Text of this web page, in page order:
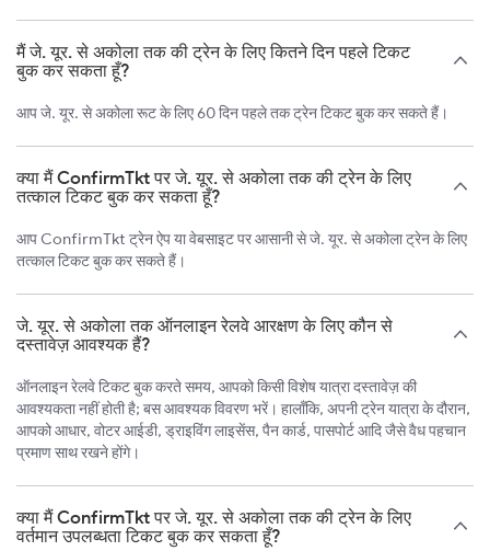
मैं जे. यूर. से अकोला तक की ट्रेन के लिए कितने दिन पहले टिकट
बुक कर सकता हूँ?
आप जे. यूर. से अकोला रूट के लिए 60 दिन पहले तक ट्रेन टिकट बुक कर सकते हैं।
क्या मैं ConfirmTkt पर जे. यूर. से अकोला तक की ट्रेन के लिए
तत्काल टिकट बुक कर सकता हूँ?
आप ConfirmTkt ट्रेन ऐप या वेबसाइट पर आसानी से जे. यूर. से अकोला ट्रेन के लिए
तत्काल टिकट बुक कर सकते हैं।
जे. यूर. से अकोला तक ऑनलाइन रेलवे आरक्षण के लिए कौन से
दस्तावेज़ आवश्यक हैं?
ऑनलाइन रेलवे टिकट बुक करते समय, आपको किसी विशेष यात्रा दस्तावेज़ की
आवश्यकता नहीं होती है; बस आवश्यक विवरण भरें। हालाँकि, अपनी ट्रेन यात्रा के दौरान,
आपको आधार, वोटर आईडी, ड्राइविंग लाइसेंस, पैन कार्ड, पासपोर्ट आदि जैसे वैध पहचान
प्रमाण साथ रखने होंगे।
क्या मैं ConfirmTkt पर जे. यूर. से अकोला तक की ट्रेन के लिए
वर्तमान उपलब्धता टिकट बुक कर सकता हूँ?